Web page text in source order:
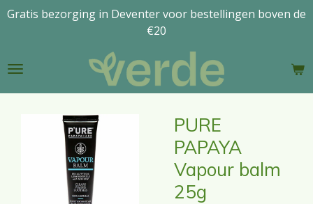
Ga
de
Gratis bezorging in Deventer voor bestellingen boven de
€20
PURE
PAPAYA
Vapour balm
25g